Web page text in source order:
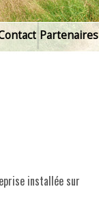
Partenaires
installée sur